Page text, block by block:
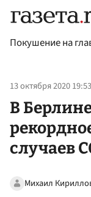
Покушение на
13 октября 2020 19:53
В
случаев
Михаил